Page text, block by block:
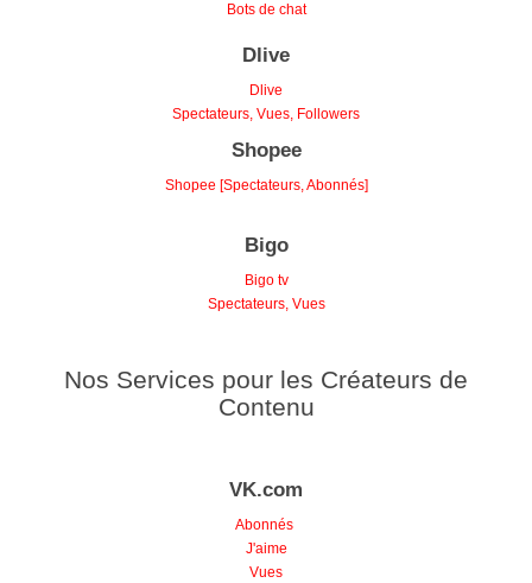
Bots de chat
Dlive
Dlive
Spectateurs, Vues, Followers
Shopee
Shopee [Spectateurs, Abonnés]
Bigo
Bigo tv
Spectateurs, Vues
Nos Services pour les Créateurs de
Contenu
VK.com
Abonnés
J'aime
Vues